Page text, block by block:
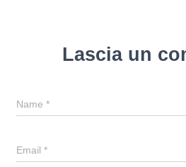
Lascia un
Name *
Email *